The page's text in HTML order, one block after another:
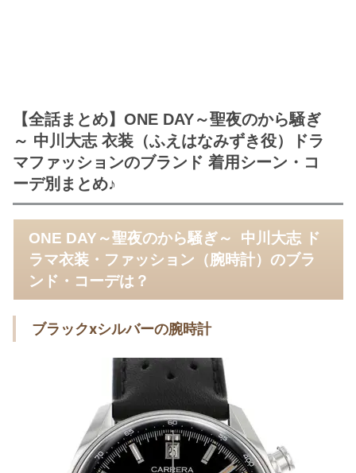
【全話まとめ】ONE DAY～聖夜のから騒ぎ
～ 中川大志 衣装（ふえはなみずき役）ドラ
マファッションのブランド 着用シーン・コ
ーデ別まとめ♪
ONE DAY～聖夜のから騒ぎ～ 中川大志 ド
ラマ衣装・ファッション（腕時計）のブラ
ンド・コーデは？
ブラックxシルバーの腕時計